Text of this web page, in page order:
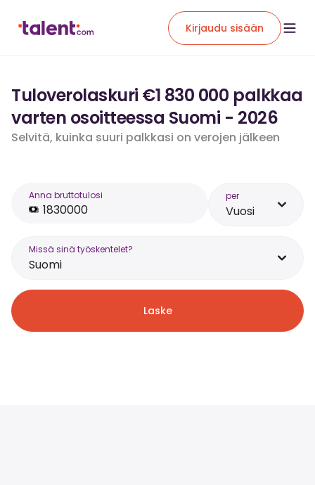
Kirjaudu sisään
Tuloverolaskuri €1 830 000 palkkaa
varten osoitteessa Suomi - 2026
Selvitä, kuinka suuri palkkasi on verojen jälkeen
Anna bruttotulosi per
Vuosi
Missä sinä työskentelet?
Suomi
Laske